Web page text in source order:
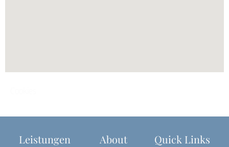
Leistungen About Quick Links